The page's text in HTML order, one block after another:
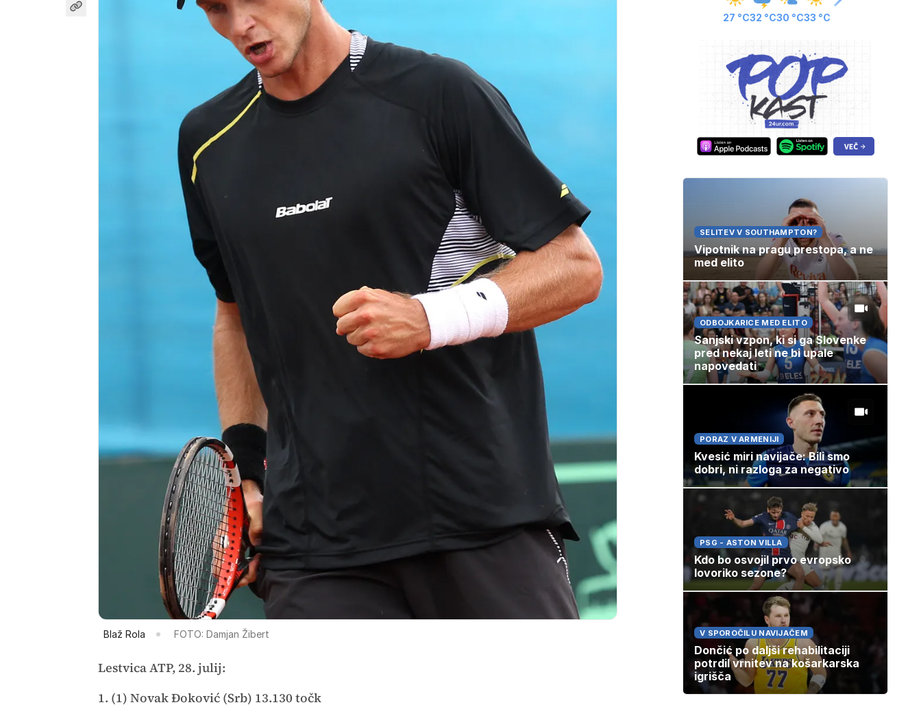
Blaž Rola FOTO: Damjan Žibert
Lestvica ATP, 28. julij:
1. (1) Novak Đoković (Srb) 13.130 točk
27 °C32 °C30 °C33 °C
SELITEV V SOUTHAMPTON?
Vipotnik na pragu prestopa, a ne
med elito
ODBOJKARICE MED ELITO
Sanjski vzpon, ki si ga Slovenke
pred nekaj leti ne bi upale
napovedati
PORAZ V ARMENIJI
Kvesić miri navijače: Bili smo
dobri, ni razloga za negativo
PSG - ASTON VILLA
Kdo bo osvojil prvo evropsko
lovoriko sezone?
V SPOROČILU NAVIJAČEM
Dončić po daljši rehabilitaciji
potrdil vrnitev na košarkarska
igrišča